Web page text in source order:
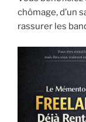
chômage, d’un
rassurer les